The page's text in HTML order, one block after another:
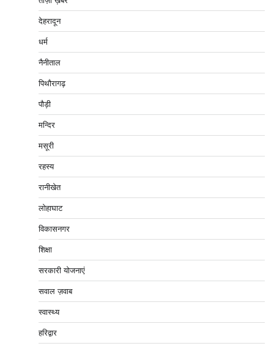
देहरादून
धर्म
नैनीताल
पिथौरागढ़
पौड़ी
मन्दिर
मसूरी
रहस्य
रानीखेत
लोहाघाट
विकासनगर
शिक्षा
सरकारी योजनाएं
सवाल ज़वाब
स्वास्थ्य
हरिद्वार